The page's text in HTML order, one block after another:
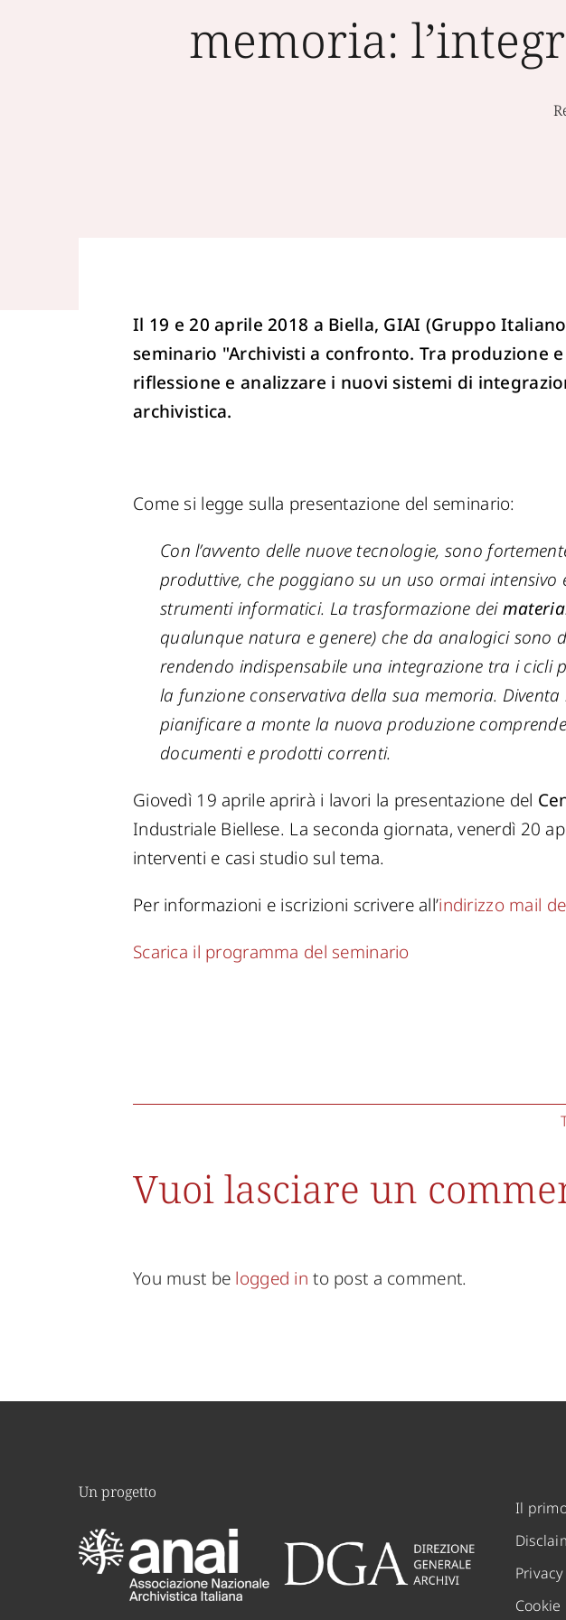
memoria:
Il 19 e 20 aprile 2018 a Biella, GIAI (Gruppo
seminario "Archivisti a confronto. Tra produzione
riflessione e analizzare i nuovi sistemi di
archivistica.
Come si legge sulla presentazione del seminario:
Con l’avvento delle nuove tecnologie, sono
produttive, che poggiano su un uso ormai intensivo
strumenti informatici. La trasformazione dei
qualunque natura e genere) che da analogici sono
rendendo indispensabile una integrazione tra i cicli
la funzione conservativa della sua memoria.
pianificare a monte la nuova produzione
documenti e prodotti correnti.
Giovedì 19 aprile aprirà i lavori la presentazione del
Industriale Biellese. La seconda giornata, venerdì 20
interventi e casi studio sul tema.
Per informazioni e iscrizioni scrivere all’indirizzo mail
Scarica il programma del seminario
Vuoi lasciare un
You must be logged in to post a comment.
Un progetto
Il
Cookie